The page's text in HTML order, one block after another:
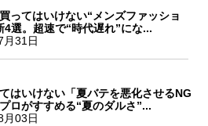
買ってはいけない“メンズファッショ
4選。超速で“時代遅れ”にな...
月31日
はいけない「夏バテを悪化させるNG
ロがすすめる“夏のダルさ”...
月03日